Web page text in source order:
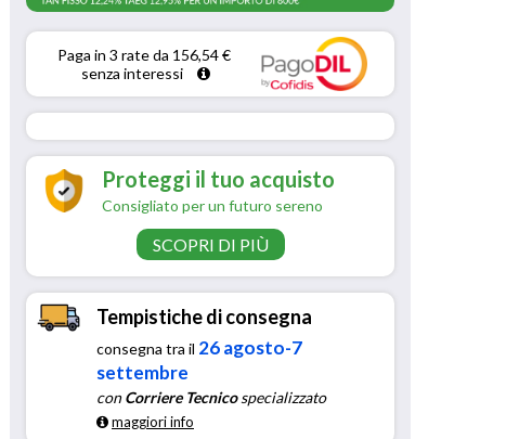
Paga in 3 rate da 156,54 €
senza interessi
Proteggi il tuo acquisto
Consigliato per un futuro sereno
SCOPRI DI PIÙ
Tempistiche di consegna
consegna tra il 26 agosto-7
settembre
conCorriere Tecnicospecializzato
maggiori info